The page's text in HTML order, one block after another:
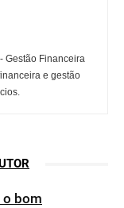
Gestão Financeira
e gestão
o bom